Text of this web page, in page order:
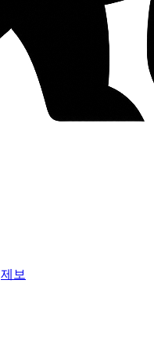
제보